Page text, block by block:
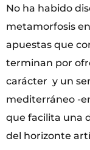
No ha habido
metamorfosis
apuestas que
terminan por
carácter y un
mediterráneo -
que facilita una
del horizonte